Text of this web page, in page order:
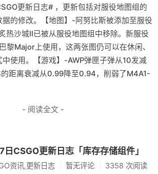
更新日志# ，更新包括对服役地图组的
的修改。【地图】-阿努比斯被添加至服役
热沙城Ⅱ已被从服役地图组中移除。新服役
黎Major上使用，这两张图仍可以在休闲、
使用。【游戏】-AWP弹匣子弹从10发减
距离衰减从0.99降至0.94，削弱了M4A1-
- 阅读全文 -
CSGO更新日志「库存存储组件」
资讯,更新日志 暂无评论 3358 次阅读